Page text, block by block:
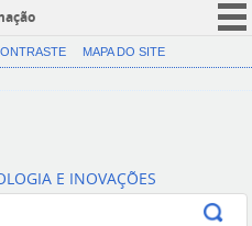
CORONAVÍRUS (COVID-19)
Canais
MAPA DO SITE
E INOVAÇÕES